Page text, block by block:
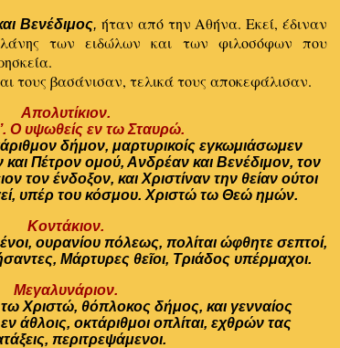
Βενέδιμος, ήταν από την Αθήνα. Εκεί, έδιναν
των ειδώλων και των φιλοσόφων που
τους βασάνισαν, τελικά τους αποκεφάλισαν.
Απολυτίκιον.
Ο υψωθείς εν τω Σταυρώ.
δήμον, μαρτυρικοίς εγκωμιάσωμεν
και Πέτρον ομού, Ανδρέαν και Βενέδιμον, τον
τον ένδοξον, και Χριστίναν την θείαν ούτοι
υπέρ του κόσμου. Χριστώ τω Θεώ ημών.
Κοντάκιον.
ουρανίου πόλεως, πολίται ώφθητε σεπτοί,
Μάρτυρες θεῖοι, Τριάδος υπέρμαχοι.
Μεγαλυνάριον.
τω Χριστώ, θόπλοκος δήμος, και γενναίος
άθλοις, οκτάριθμοι οπλίται, εχθρών τας
περιτρεψάμενοι.